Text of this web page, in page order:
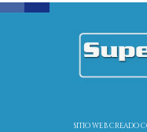
SITIO WEB CREADO